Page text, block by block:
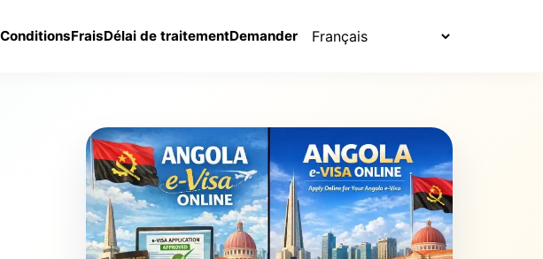
ConditionsFraisDélai de traitementDemanderChoisir la langue